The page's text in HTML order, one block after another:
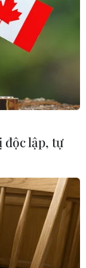
đẩy nhanh
hệ thống
cho Ukraine
bố kết quả điều
vụ đâm dao ở
độc lập, tự